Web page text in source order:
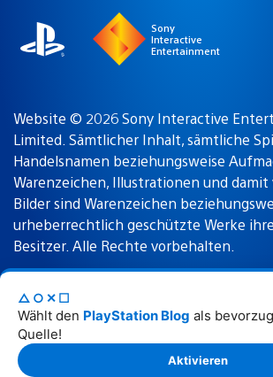
△○✕☐
Wählt den PlayStation Blog als
Quelle!
Aktivieren
Sony
Interactive
Entertainment
Website © 2026 Sony Interactive
Limited. Sämtlicher Inhalt, sämtliche
Handelsnamen beziehungsweise
Warenzeichen, Illustrationen und damit
Bilder sind Warenzeichen
urheberrechtlich geschützte Werke
Besitzer. Alle Rechte vorbehalten.
Nutzungsbedingungen
Rechtliche Hinweise